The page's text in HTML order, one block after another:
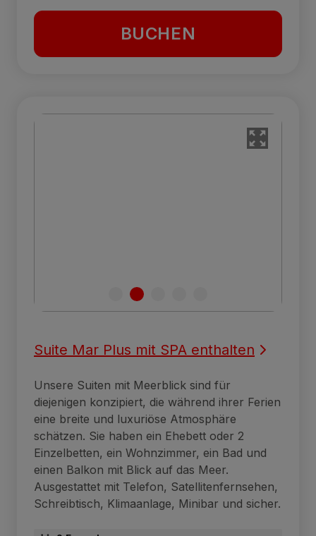
BUCHEN
Suite Mar Plus mit SPA enthalten
Unsere Suiten mit Meerblick sind für
diejenigen konzipiert, die während ihrer Ferien
eine breite und luxuriöse Atmosphäre
schätzen. Sie haben ein Ehebett oder 2
Einzelbetten, ein Wohnzimmer, ein Bad und
einen Balkon mit Blick auf das Meer.
Ausgestattet mit Telefon, Satellitenfernsehen,
Schreibtisch, Klimaanlage, Minibar und sicher.